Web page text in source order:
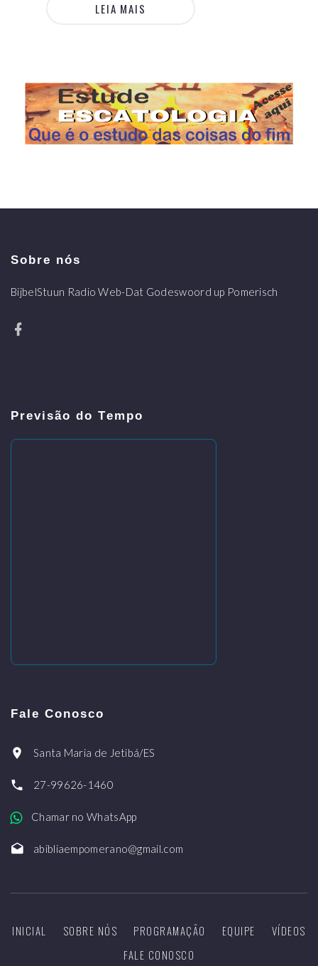
LEIA MAIS
Sobre nós
BijbelStuun Radio Web-Dat Godeswoord up Pomerisch
Previsão do Tempo
Fale Conosco
Santa Maria de Jetibá/ES
27-99626-1460
Chamar no WhatsApp
abibliaempomerano@gmail.com
INICIAL SOBRE NÓS PROGRAMAÇÃO EQUIPE
VÍDEOS
FALE CONOSCO